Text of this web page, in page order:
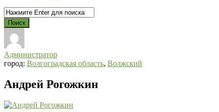
Администратор
город: Волгоградская область, Волжский
Андрей Рогожкин